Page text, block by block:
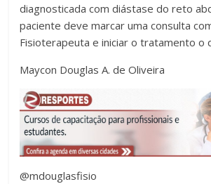
diagnosticada com diástase do reto
paciente deve marcar uma consulta
Fisioterapeuta e iniciar o tratamento o
Maycon Douglas A. de Oliveira
@mdouglasfisio